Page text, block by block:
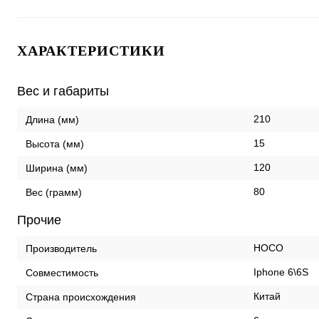
ХАРАКТЕРИСТИКИ
Вес и габариты
Длина (мм) 210
Высота (мм) 15
Ширина (мм) 120
Вес (грамм) 80
Прочие
Производитель HOCO
Совместимость Iphone 6\6S
Страна происхождения Китай